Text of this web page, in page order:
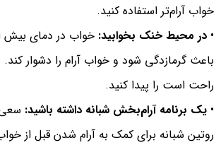
خواب آرام‌تر استفاده کنید.
• در محیط خنک بخوابید: خواب در دمای بیش
باعث گرمازدگی شود و خواب آرام را دشوار
راحت است را پیدا کنید.
• یک برنامه آرام‌بخش شبانه داشته باشید: سعی
روتین شبانه برای کمک به آرام شدن قبل از